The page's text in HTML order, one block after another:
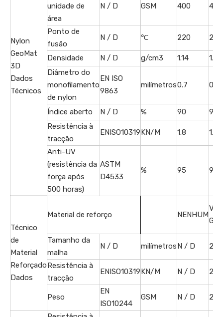
Nylon
GeoMat
3D
Dados
Técnicos
unidade de
área
N / D GSM 400 400
Ponto de
fusão
N / D ℃ 220 220
Densidade N / D g/cm3 1.14
1.14
Diâmetro do
monofilamento
de nylon
EN ISO
9863
milímetros0.7 0.7
Índice aberto N / D % 90
90
Resistência à
tracção
ENISO10319KN/M 1.8 1.8
Anti-UV
(resistência da
força após
500 horas)
ASTM
D4533
% 95 95
Técnico
de
Material
Reforçado
Dados
Material de reforço NENHUM
Tamanho da
malha
N / D milímetrosN / D
Resistência à
tracção
ENISO10319KN/M N / D 25
Peso
EN
ISO10244
GSM N / D 200